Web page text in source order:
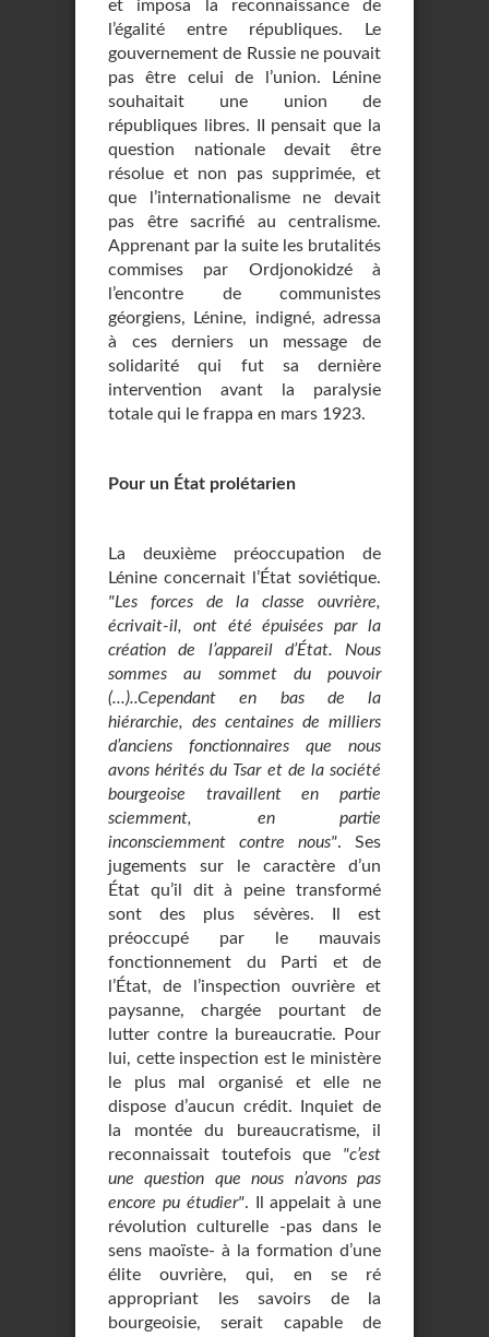
et imposa la reconnaissance de
l’égalité entre républiques. Le
gouvernement de Russie ne pouvait
pas être celui de l’union. Lénine
souhaitait une union de
républiques libres. II pensait que la
question nationale devait être
résolue et non pas supprimée, et
que l’internationalisme ne devait
pas être sacrifié au centralisme.
Apprenant par la suite les brutalités
commises par Ordjonokidzé à
l’encontre de communistes
géorgiens, Lénine, indigné, adressa
à ces derniers un message de
solidarité qui fut sa dernière
intervention avant la paralysie
totale qui le frappa en mars 1923.
Pour un État prolétarien
La deuxième préoccupation de
Lénine concernait l’État soviétique.
"Les forces de la classe ouvrière,
écrivait-il, ont été épuisées par la
création de l’appareil d’État. Nous
sommes au sommet du pouvoir
(...)..Cependant en bas de la
hiérarchie, des centaines de milliers
d’anciens fonctionnaires que nous
avons hérités du Tsar et de la société
bourgeoise travaillent en partie
sciemment, en partie
inconsciemment contre nous". Ses
jugements sur le caractère d’un
État qu’il dit à peine transformé
sont des plus sévères. Il est
préoccupé par le mauvais
fonctionnement du Parti et de
l’État, de l’inspection ouvrière et
paysanne, chargée pourtant de
lutter contre la bureaucratie. Pour
lui, cette inspection est le ministère
le plus mal organisé et elle ne
dispose d’aucun crédit. Inquiet de
la montée du bureaucratisme, il
reconnaissait toutefois que "c’est
une question que nous n’avons pas
encore pu étudier". Il appelait à une
révolution culturelle -pas dans le
sens maoïste- à la formation d’une
élite ouvrière, qui, en se ré
appropriant les savoirs de la
bourgeoisie, serait capable de